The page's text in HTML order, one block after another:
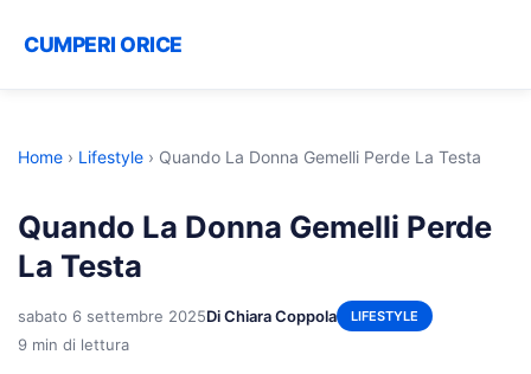
CUMPERI ORICE
Home › Lifestyle › Quando La Donna Gemelli Perde La Testa
Quando La Donna Gemelli Perde
La Testa
sabato 6 settembre 2025Di Chiara Coppola LIFESTYLE
9 min di lettura